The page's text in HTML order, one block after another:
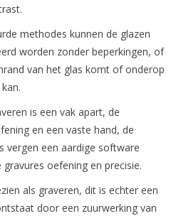
methodes kunnen de glazen
worden zonder beperkingen, of
van het glas komt of onderop
is een vak apart, de
en een vaste hand, de
vergen een aardige software
oefening en precisie.
als graveren, dit is echter een
door een zuurwerking van